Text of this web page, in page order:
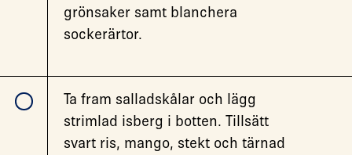
grönsaker samt blanchera
sockerärtor.
Ta fram salladskålar och lägg
strimlad isberg i botten. Tillsätt
svart ris, mango, stekt och tärnad